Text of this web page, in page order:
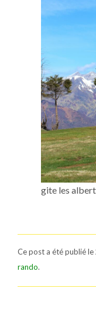
gite les
Ce post a été publié le
rando.